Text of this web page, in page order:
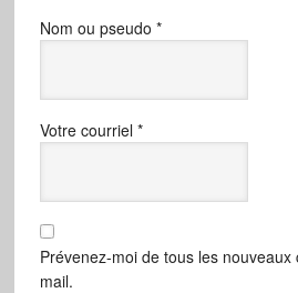
Nom ou pseudo *
Votre courriel *
Prévenez-moi de tous les
mail.